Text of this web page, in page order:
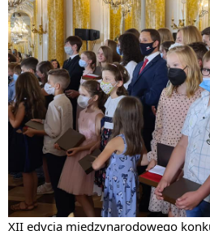
XII edycja miedzynarodowego